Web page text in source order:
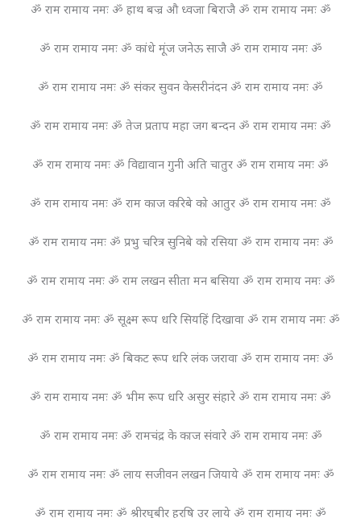
ॐ राम रामाय नमः ॐ हाथ बज्र औ ध्वजा बिराजै ॐ राम रामाय नमः ॐ
ॐ राम रामाय नमः ॐ कांधे मूंज जनेऊ साजै ॐ राम रामाय नमः ॐ
ॐ राम रामाय नमः ॐ संकर सुवन केसरीनंदन ॐ राम रामाय नमः ॐ
ॐ राम रामाय नमः ॐ तेज प्रताप महा जग बन्दन ॐ राम रामाय नमः ॐ
ॐ राम रामाय नमः ॐ विद्यावान गुनी अति चातुर ॐ राम रामाय नमः ॐ
ॐ राम रामाय नमः ॐ राम काज करिबे को आतुर ॐ राम रामाय नमः ॐ
ॐ राम रामाय नमः ॐ प्रभु चरित्र सुनिबे को रसिया ॐ राम रामाय नमः ॐ
ॐ राम रामाय नमः ॐ राम लखन सीता मन बसिया ॐ राम रामाय नमः ॐ
ॐ राम रामाय नमः ॐ सूक्ष्म रूप धरि सियहिं दिखावा ॐ राम रामाय नमः ॐ
ॐ राम रामाय नमः ॐ बिकट रूप धरि लंक जरावा ॐ राम रामाय नमः ॐ
ॐ राम रामाय नमः ॐ भीम रूप धरि असुर संहारे ॐ राम रामाय नमः ॐ
ॐ राम रामाय नमः ॐ रामचंद्र के काज संवारे ॐ राम रामाय नमः ॐ
ॐ राम रामाय नमः ॐ लाय सजीवन लखन जियाये ॐ राम रामाय नमः ॐ
ॐ राम रामाय नमः ॐ श्रीरघुबीर हरषि उर लाये ॐ राम रामाय नमः ॐ